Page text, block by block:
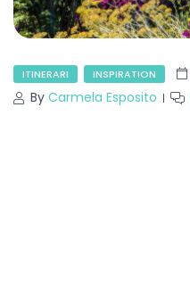
ITINERARI INSPIRATION
By Carmela Esposito